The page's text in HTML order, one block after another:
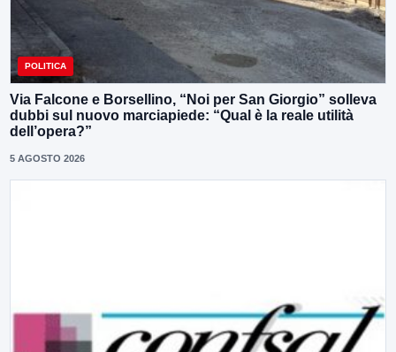
POLITICA
Via Falcone e Borsellino, “Noi per San Giorgio” solleva
dubbi sul nuovo marciapiede: “Qual è la reale utilità
dell’opera?”
5 AGOSTO 2026